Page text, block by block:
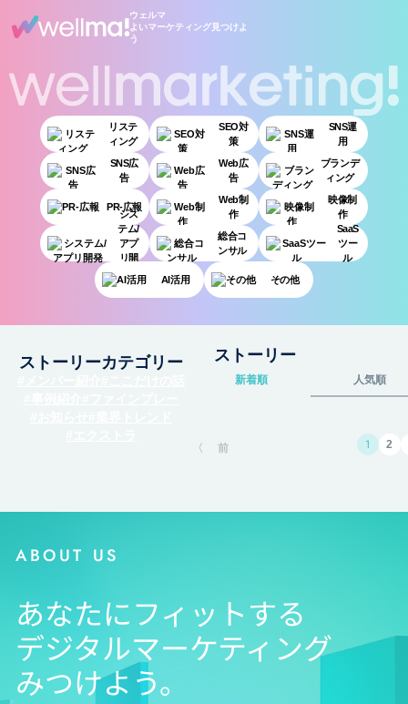
ウェルマ
よいマーケティング見つけよ
う
リステ
ィング
SEO対
策
SNS運
用
SNS広
告
Web広
告
ブランデ
ィング
PR-広報
Web制
作
映像制
作
シス
テム/
アプ
リ開
総合コ
ンサル
SaaS
ツー
ル
AI活用
その他
ストーリーカテゴリー ストーリー
新着順 人気順
前 1 2
ABOUT US
あなたにフィットする
デジタルマーケティング
みつけよう。